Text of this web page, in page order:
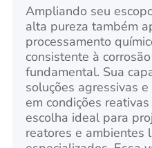
Ampliando seu
alta pureza também
processamento
consistente à
fundamental. Sua
soluções agressivas
em condições
escolha ideal para
reatores e ambientes